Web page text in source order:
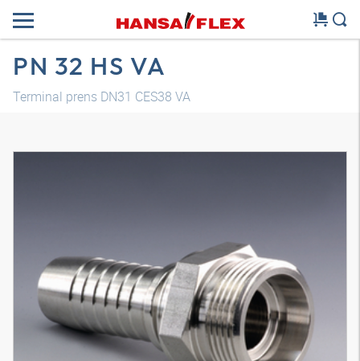
PN 32 HS VA
Terminal prens DN31 CES38 VA
Modelo 3D